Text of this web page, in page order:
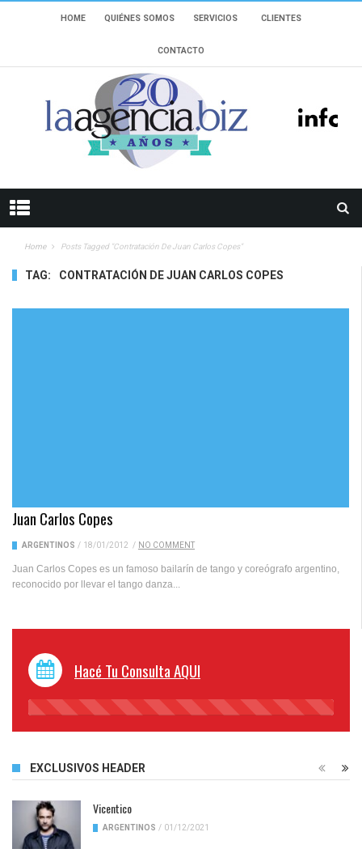
HOME QUIÉNES SOMOS SERVICIOS CLIENTES
CONTACTO
Home Posts Tagged "contratación De Juan Carlos Copes"
TAG: CONTRATACIÓN DE JUAN CARLOS COPES
Juan Carlos Copes
ARGENTINOS / 18/01/2012 / NO COMMENT
Juan Carlos Copes es un famoso bailarín de tango y coreógrafo argentino,
reconocido por llevar el tango danza...
Hacé Tu Consulta AQUI
45%
EXCLUSIVOS HEADER
Vicentico
ARGENTINOS / 01/12/2021